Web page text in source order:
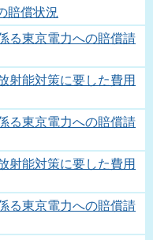
賠償状況
る東京電力への賠償請
射能対策に要した費用
る東京電力への賠償請
射能対策に要した費用
る東京電力への賠償請